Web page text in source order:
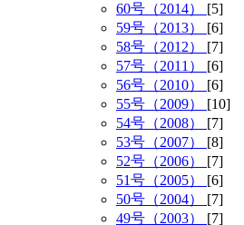
60号（2014） [5]
59号（2013） [6]
58号（2012） [7]
57号（2011） [6]
56号（2010） [6]
55号（2009） [10]
54号（2008） [7]
53号（2007） [8]
52号（2006） [7]
51号（2005） [6]
50号（2004） [7]
49号（2003） [7]